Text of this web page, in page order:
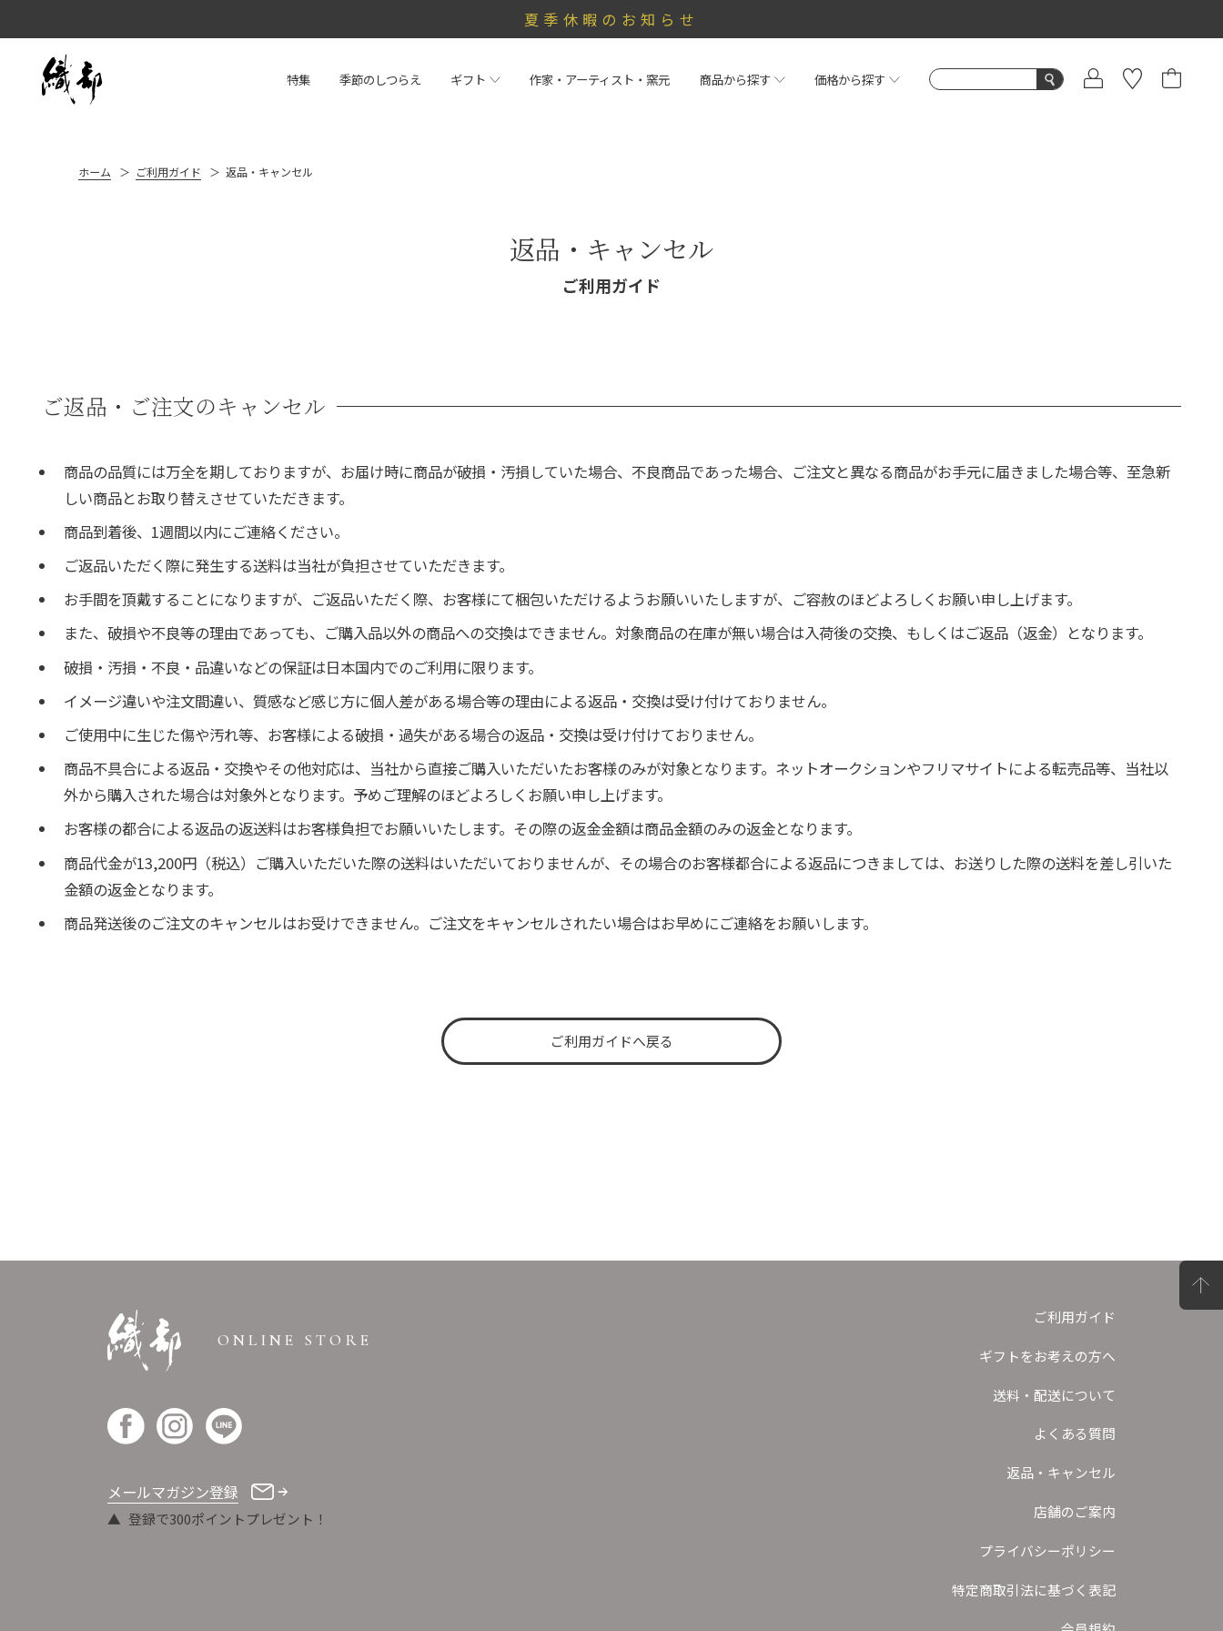
夏季休暇のお知らせ
特集 季節のしつらえ ギフト 作家・アーティスト・窯元 商品から探す 価格から探す
ホーム ご利用ガイド 返品・キャンセル
返品・キャンセル
ご利用ガイド
ご返品・ご注文のキャンセル
商品の品質には万全を期しておりますが、お届け時に商品が破損・汚損していた場合、不良商品であった場合、ご注文と異なる商品がお手元に届きました場合等、至急新
しい商品とお取り替えさせていただきます。
商品到着後、1週間以内にご連絡ください。
ご返品いただく際に発生する送料は当社が負担させていただきます。
お手間を頂戴することになりますが、ご返品いただく際、お客様にて梱包いただけるようお願いいたしますが、ご容赦のほどよろしくお願い申し上げます。
また、破損や不良等の理由であっても、ご購入品以外の商品への交換はできません。対象商品の在庫が無い場合は入荷後の交換、もしくはご返品（返金）となります。
破損・汚損・不良・品違いなどの保証は日本国内でのご利用に限ります。
イメージ違いや注文間違い、質感など感じ方に個人差がある場合等の理由による返品・交換は受け付けておりません。
ご使用中に生じた傷や汚れ等、お客様による破損・過失がある場合の返品・交換は受け付けておりません。
商品不具合による返品・交換やその他対応は、当社から直接ご購入いただいたお客様のみが対象となります。ネットオークションやフリマサイトによる転売品等、当社以
外から購入された場合は対象外となります。予めご理解のほどよろしくお願い申し上げます。
お客様の都合による返品の返送料はお客様負担でお願いいたします。その際の返金金額は商品金額のみの返金となります。
商品代金が13,200円（税込）ご購入いただいた際の送料はいただいておりませんが、その場合のお客様都合による返品につきましては、お送りした際の送料を差し引いた
金額の返金となります。
商品発送後のご注文のキャンセルはお受けできません。ご注文をキャンセルされたい場合はお早めにご連絡をお願いします。
ご利用ガイドへ戻る
ONLINE STORE
メールマガジン登録
登録で300ポイントプレゼント！
ご利用ガイド
ギフトをお考えの方へ
送料・配送について
よくある質問
返品・キャンセル
店舗のご案内
プライバシーポリシー
特定商取引法に基づく表記